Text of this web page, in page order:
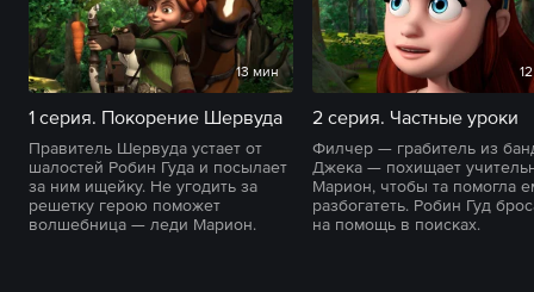
13 мин
1 серия. Покорение Шервуда
Правитель Шервуда устает от
шалостей Робин Гуда и посылает
за ним ищейку. Не угодить за
решетку герою поможет
волшебница — леди Марион.
2 серия. Частные уроки
Филчер — грабитель из
Джека — похищает
Марион, чтобы та помогла
разбогатеть. Робин Гуд
на помощь в поисках.